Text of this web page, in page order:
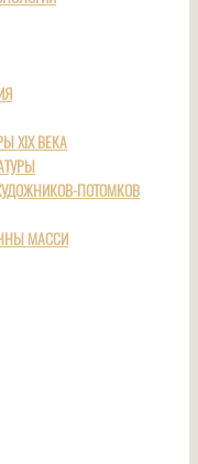
XIX ВЕКА
ПОТОМКОВ
МАССИ